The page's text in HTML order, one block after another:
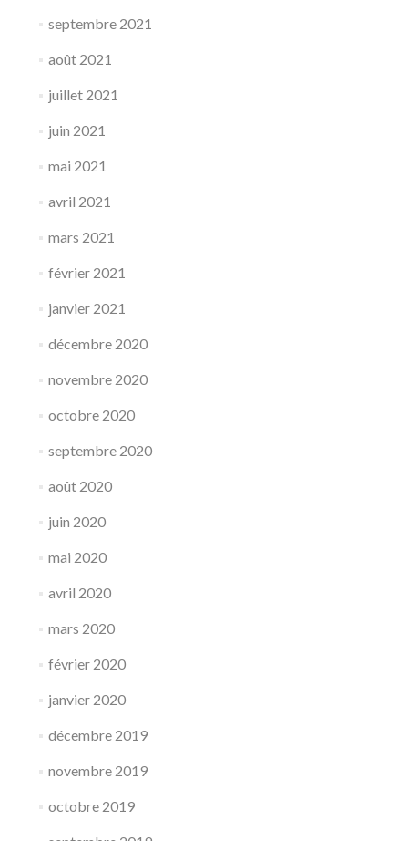
septembre 2021
août 2021
juillet 2021
juin 2021
mai 2021
avril 2021
mars 2021
février 2021
janvier 2021
décembre 2020
novembre 2020
octobre 2020
septembre 2020
août 2020
juin 2020
mai 2020
avril 2020
mars 2020
février 2020
janvier 2020
décembre 2019
novembre 2019
octobre 2019